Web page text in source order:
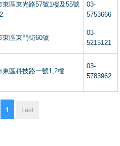
東區東光路57號1樓及55號
03-
5753666
東區東門街60號
03-
5215121
東區科技路一號1,2樓
03-
5783962
1 Last